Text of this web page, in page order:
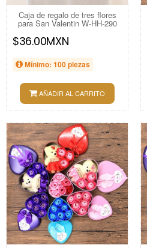
Caja de regalo de tres flores
para San Valentin W-HH-290
$36.00MXN
Mínimo: 100 piezas
AÑADIR AL CARRITO